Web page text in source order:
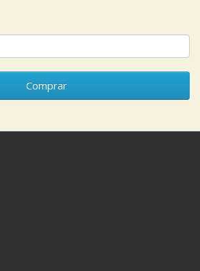
Comprar